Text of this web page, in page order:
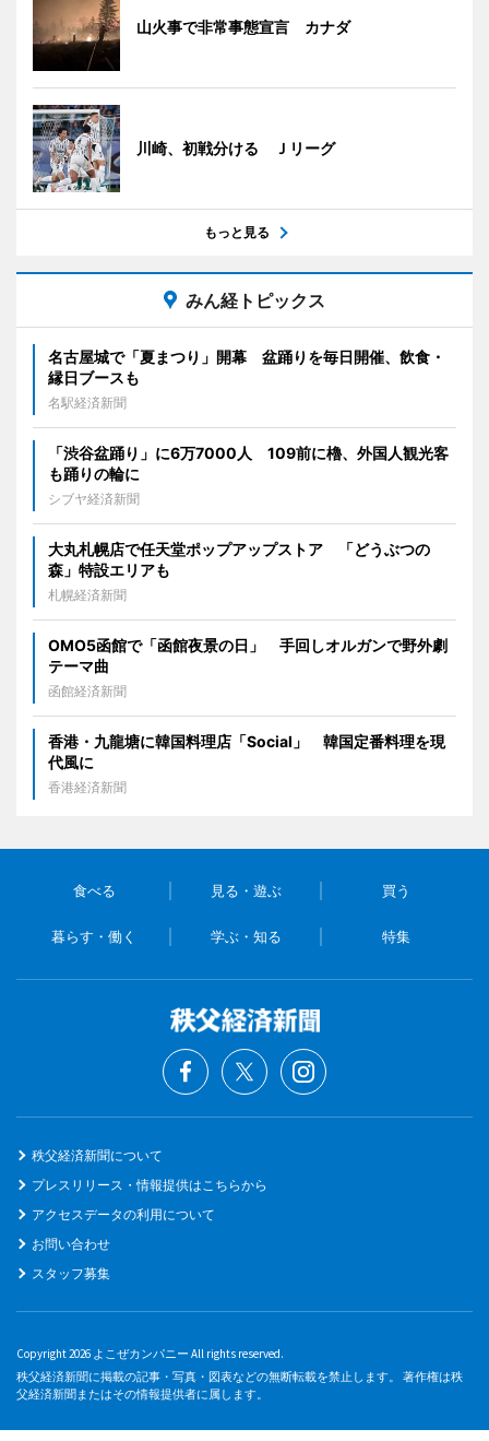
山火事で非常事態宣言 カナダ
川崎、初戦分ける Ｊリーグ
もっと見る
みん経トピックス
名古屋城で「夏まつり」開幕 盆踊りを毎日開催、飲食・
縁日ブースも
名駅経済新聞
「渋谷盆踊り」に6万7000人 109前に櫓、外国人観光客
も踊りの輪に
シブヤ経済新聞
大丸札幌店で任天堂ポップアップストア 「どうぶつの
森」特設エリアも
札幌経済新聞
OMO5函館で「函館夜景の日」 手回しオルガンで野外劇
テーマ曲
函館経済新聞
香港・九龍塘に韓国料理店「Social」 韓国定番料理を現
代風に
香港経済新聞
食べる 見る・遊ぶ 買う
暮らす・働く 学ぶ・知る 特集
秩父経済新聞について
プレスリリース・情報提供はこちらから
アクセスデータの利用について
お問い合わせ
スタッフ募集
Copyright 2026 よこぜカンパニー All rights reserved.
秩父経済新聞に掲載の記事・写真・図表などの無断転載を禁止します。 著作権は秩
父経済新聞またはその情報提供者に属します。